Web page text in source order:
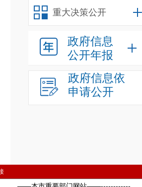
重大决策公开
政府信息
公开年报
政府信息依
申请公开